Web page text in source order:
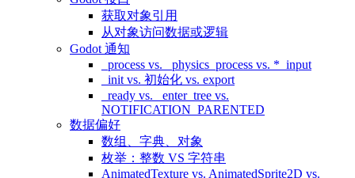
获取对象引用
从对象访问数据或逻辑
Godot 通知
_process vs. _physics_process vs. *_input
_init vs. 初始化 vs. export
_ready vs. _enter_tree vs.
NOTIFICATION_PARENTED
数据偏好
数组、字典、对象
枚举：整数 VS 字符串
AnimatedTexture vs. AnimatedSprite2D vs.